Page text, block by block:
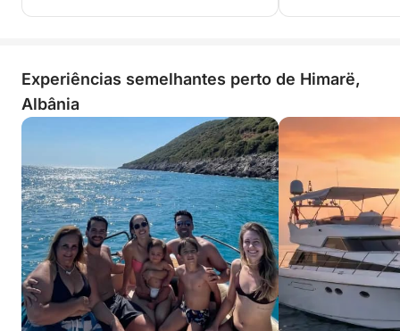
Experiências semelhantes perto de Himarë,
Albânia